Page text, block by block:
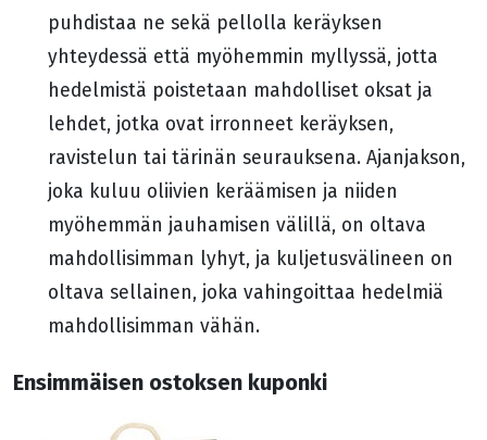
Ensimmäisen ostoksen kuponki
puhdistaa ne sekä pellolla keräyksen
yhteydessä että myöhemmin myllyssä, jotta
hedelmistä poistetaan mahdolliset oksat ja
lehdet, jotka ovat irronneet keräyksen,
ravistelun tai tärinän seurauksena. Ajanjakson,
joka kuluu oliivien keräämisen ja niiden
myöhemmän jauhamisen välillä, on oltava
mahdollisimman lyhyt, ja kuljetusvälineen on
oltava sellainen, joka vahingoittaa hedelmiä
mahdollisimman vähän.